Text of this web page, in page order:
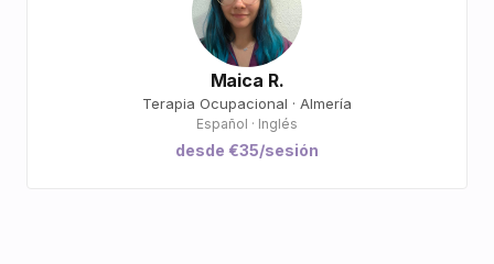
Maica R.
Terapia Ocupacional · Almería
Español · Inglés
desde €35/sesión